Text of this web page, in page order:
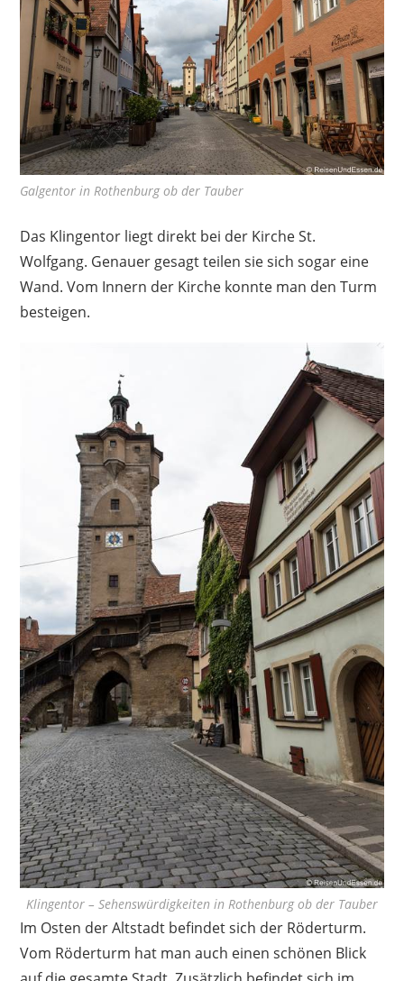
Galgentor in Rothenburg ob der Tauber
Das Klingentor liegt direkt bei der Kirche St.
Wolfgang. Genauer gesagt teilen sie sich sogar eine
Wand. Vom Innern der Kirche konnte man den Turm
besteigen.
Klingentor – Sehenswürdigkeiten in Rothenburg ob der Tauber
Im Osten der Altstadt befindet sich der Röderturm.
Vom Röderturm hat man auch einen schönen Blick